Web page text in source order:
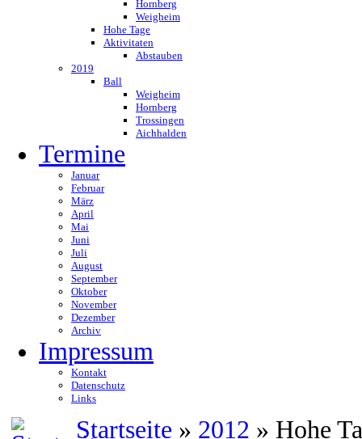
Hornberg
Weigheim
Hohe Tage
Aktivitaten
Abstauben
2019
Ball
Weigheim
Hornberg
Trossingen
Aichhalden
Termine
Januar
Februar
März
April
Mai
Juni
Juli
August
September
Oktober
November
Dezember
Archiv
Impressum
Kontakt
Datenschutz
Links
Startseite » 2012 » Hohe